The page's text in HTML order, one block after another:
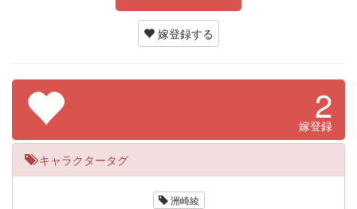
嫁登録する
2
嫁登録
キャラクタータグ
洲崎綾